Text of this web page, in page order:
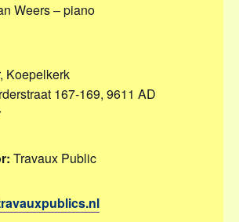
Weers – piano
Koepelkerk
167-169, 9611 AD
Travaux Public